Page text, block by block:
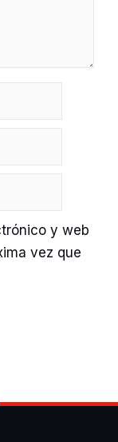
y web
vez que